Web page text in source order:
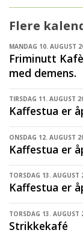
Flere
MANDAG 10. AUGUST
Friminutt
med demens.
TIRSDAG 11. AUGUST
Kaffestua er
ONSDAG 12. AUGUST
Kaffestua er
TORSDAG 13.
Kaffestua er
TORSDAG 13.
Strikkekafé